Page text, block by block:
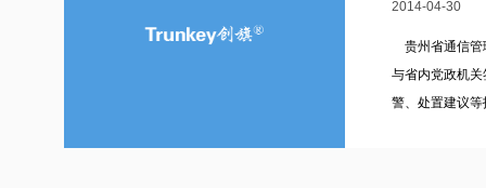
2014-04-30
贵州省通信管
与省内党政机
警、处置建议等